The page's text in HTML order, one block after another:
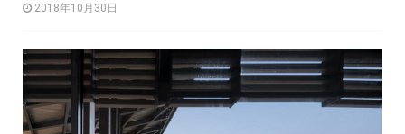
2018年10月30日